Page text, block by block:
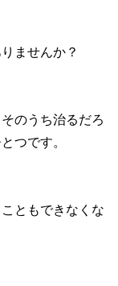
りませんか？
のうち治るだろ
つです。
ともできなくな